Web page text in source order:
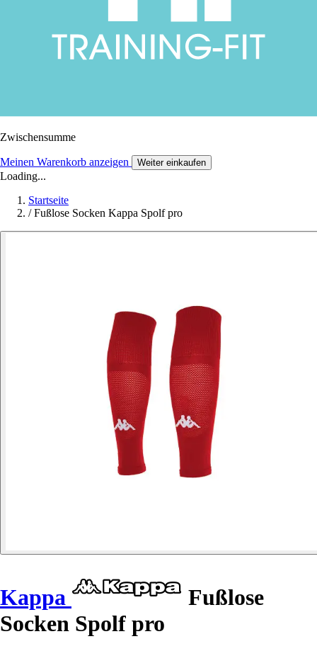
Zwischensumme
Meinen Warenkorb anzeigen Weiter einkaufen
Loading...
Startseite
/ Fußlose Socken Kappa Spolf pro
Kappa
Fußlose
Socken Spolf pro